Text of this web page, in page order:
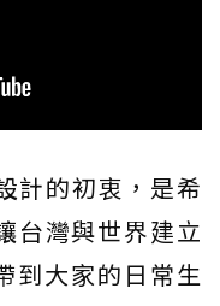
計的初衷，是希
台灣與世界建立
到大家的日常生